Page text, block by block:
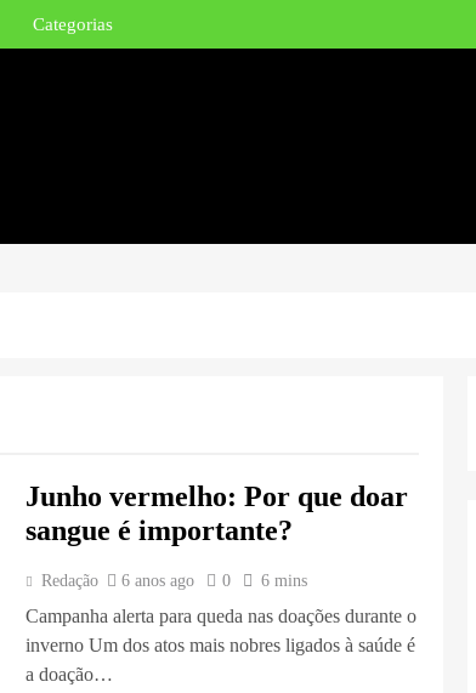
Categorias
Junho vermelho: Por que doar
sangue é importante?
Redação 6 anos ago 0 6 mins
Campanha alerta para queda nas doações durante o
inverno Um dos atos mais nobres ligados à saúde é
a doação…